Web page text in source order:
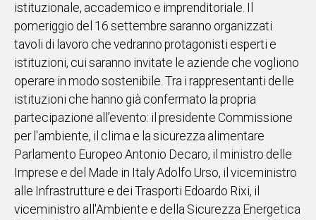
UNISCITI
WHATSAPP
Social
istituzionale, accademico e imprenditoriale. Il
pomeriggio del 16 settembre saranno organizzati
tavoli di lavoro che vedranno protagonisti esperti e
istituzioni, cui saranno invitate le aziende che vogliono
operare in modo sostenibile. Tra i rappresentanti delle
istituzioni che hanno già confermato la propria
partecipazione all’evento: il presidente Commissione
per l'ambiente, il clima e la sicurezza alimentare
Parlamento Europeo Antonio Decaro, il ministro delle
Imprese e del Made in Italy Adolfo Urso, il viceministro
alle Infrastrutture e dei Trasporti Edoardo Rixi, il
viceministro all'Ambiente e della Sicurezza Energetica